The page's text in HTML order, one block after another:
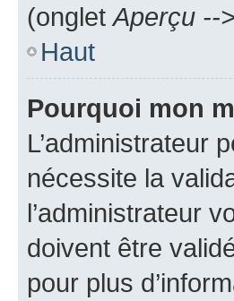
(onglet Aperçu --
Haut
Pourquoi mon
L’administrateur
nécessite la
l’administrateur
doivent être
pour plus